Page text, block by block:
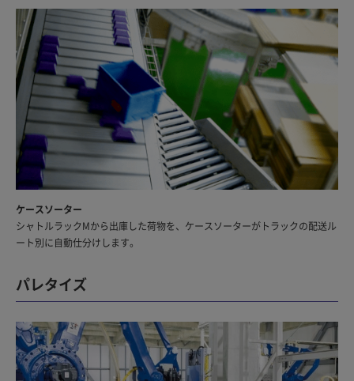
ケースソーター
シャトルラックMから出庫した荷物を、ケースソーターがトラックの配送ル
ート別に自動仕分けします。
パレタイズ